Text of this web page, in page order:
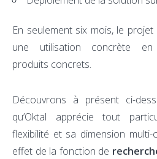
En seulement six mois, le
une utilisation concrète
produits concrets.
Découvrons à présent ci-
qu’Oktal apprécie tout
flexibilité et sa dimension multi-
effet de la fonction de